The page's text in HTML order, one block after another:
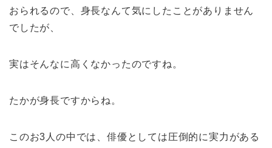
おられるので、身長なんて気にしたことがありません
でしたが、
実はそんなに高くなかったのですね。
たかが身長ですからね。
このお3人の中では、俳優としては圧倒的に実力がある